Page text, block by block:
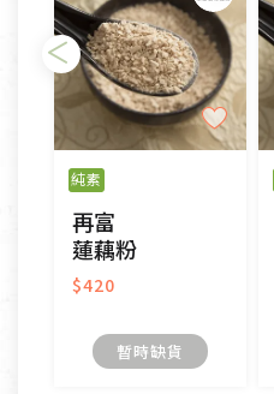
純素
再富
蓮藕粉
$420
暫時缺貨